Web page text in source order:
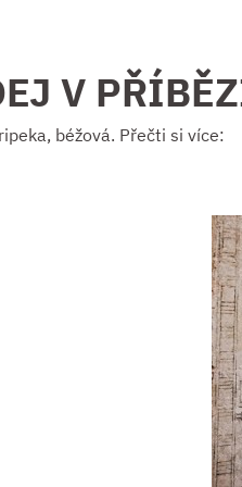
V
béžová. Přečti si více: